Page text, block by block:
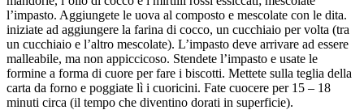
l’impasto. Aggiungete le uova al composto e mescolate con le dita.
iniziate ad aggiungere la farina di cocco, un cucchiaio per volta (tra
un cucchiaio e l’altro mescolate). L’impasto deve arrivare ad essere
malleabile, ma non appiccicoso. Stendete l’impasto e usate le
formine a forma di cuore per fare i biscotti. Mettete sulla teglia della
carta da forno e poggiate lì i cuoricini. Fate cuocere per 15 – 18
minuti circa (il tempo che diventino dorati in superficie).